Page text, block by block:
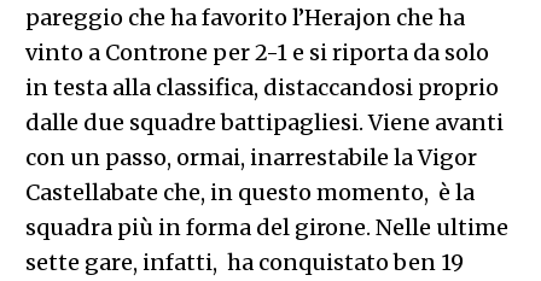
pareggio che ha favorito l’Herajon che ha
vinto a Controne per 2-1 e si riporta da solo
in testa alla classifica, distaccandosi proprio
dalle due squadre battipagliesi. Viene avanti
con un passo, ormai, inarrestabile la Vigor
Castellabate che, in questo momento, è la
squadra più in forma del girone. Nelle ultime
sette gare, infatti, ha conquistato ben 19